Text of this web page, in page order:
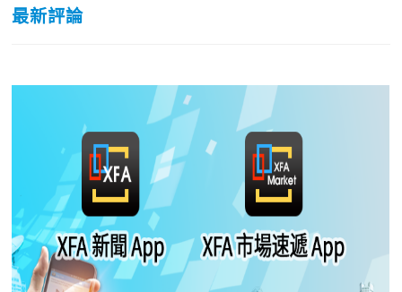
最新評論